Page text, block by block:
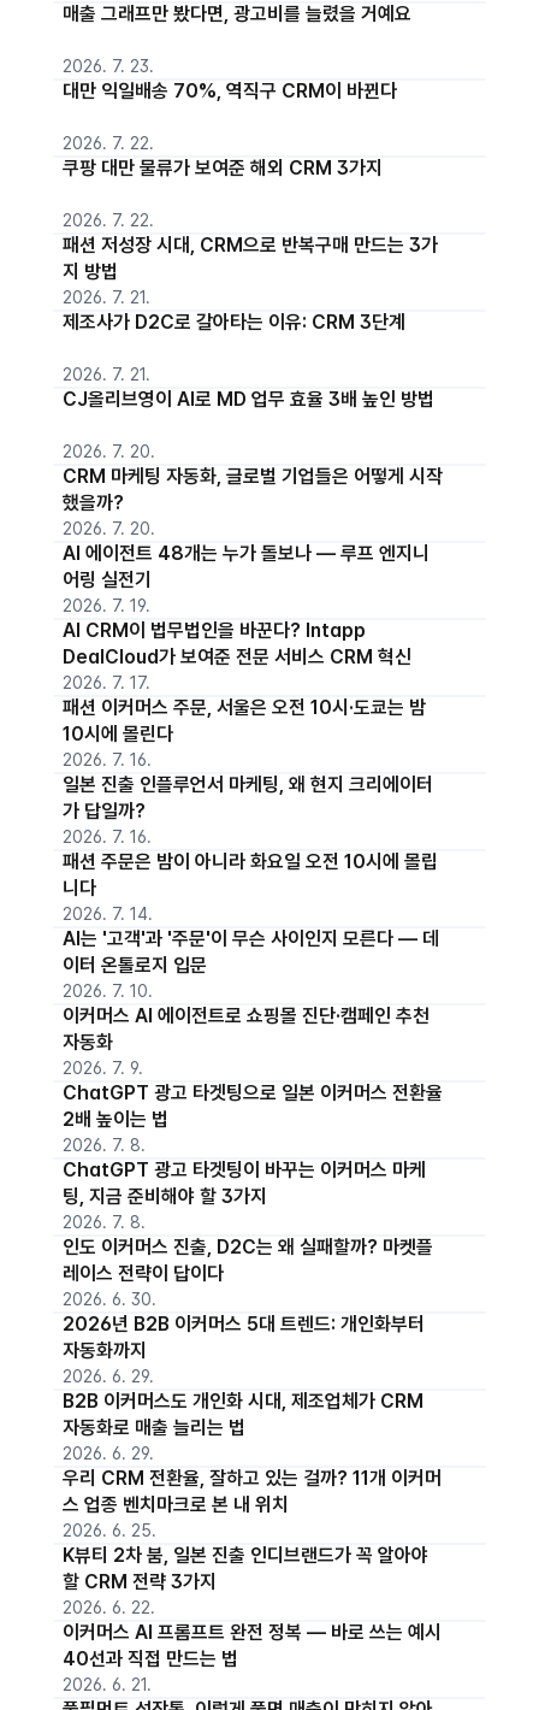
매출 그래프만 봤다면, 광고비를 늘렸을 거예요
2026. 7. 23.
대만 익일배송 70%, 역직구 CRM이 바뀐다
2026. 7. 22.
쿠팡 대만 물류가 보여준 해외 CRM 3가지
2026. 7. 22.
패션 저성장 시대, CRM으로 반복구매 만드는 3가
지 방법
2026. 7. 21.
제조사가 D2C로 갈아타는 이유: CRM 3단계
2026. 7. 21.
CJ올리브영이 AI로 MD 업무 효율 3배 높인 방법
2026. 7. 20.
CRM 마케팅 자동화, 글로벌 기업들은 어떻게 시작
했을까?
2026. 7. 20.
AI 에이전트 48개는 누가 돌보나 — 루프 엔지니
어링 실전기
2026. 7. 19.
AI CRM이 법무법인을 바꾼다? Intapp
DealCloud가 보여준 전문 서비스 CRM 혁신
2026. 7. 17.
패션 이커머스 주문, 서울은 오전 10시·도쿄는 밤
10시에 몰린다
2026. 7. 16.
일본 진출 인플루언서 마케팅, 왜 현지 크리에이터
가 답일까?
2026. 7. 16.
패션 주문은 밤이 아니라 화요일 오전 10시에 몰립
니다
2026. 7. 14.
AI는 '고객'과 '주문'이 무슨 사이인지 모른다 — 데
이터 온톨로지 입문
2026. 7. 10.
이커머스 AI 에이전트로 쇼핑몰 진단·캠페인 추천
자동화
2026. 7. 9.
ChatGPT 광고 타겟팅으로 일본 이커머스 전환율
2배 높이는 법
2026. 7. 8.
ChatGPT 광고 타겟팅이 바꾸는 이커머스 마케
팅, 지금 준비해야 할 3가지
2026. 7. 8.
인도 이커머스 진출, D2C는 왜 실패할까? 마켓플
레이스 전략이 답이다
2026. 6. 30.
2026년 B2B 이커머스 5대 트렌드: 개인화부터
자동화까지
2026. 6. 29.
B2B 이커머스도 개인화 시대, 제조업체가 CRM
자동화로 매출 늘리는 법
2026. 6. 29.
우리 CRM 전환율, 잘하고 있는 걸까? 11개 이커머
스 업종 벤치마크로 본 내 위치
2026. 6. 25.
K뷰티 2차 붐, 일본 진출 인디브랜드가 꼭 알아야
할 CRM 전략 3가지
2026. 6. 22.
이커머스 AI 프롬프트 완전 정복 — 바로 쓰는 예시
40선과 직접 만드는 법
2026. 6. 21.